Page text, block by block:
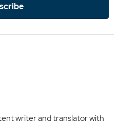
writer and translator with